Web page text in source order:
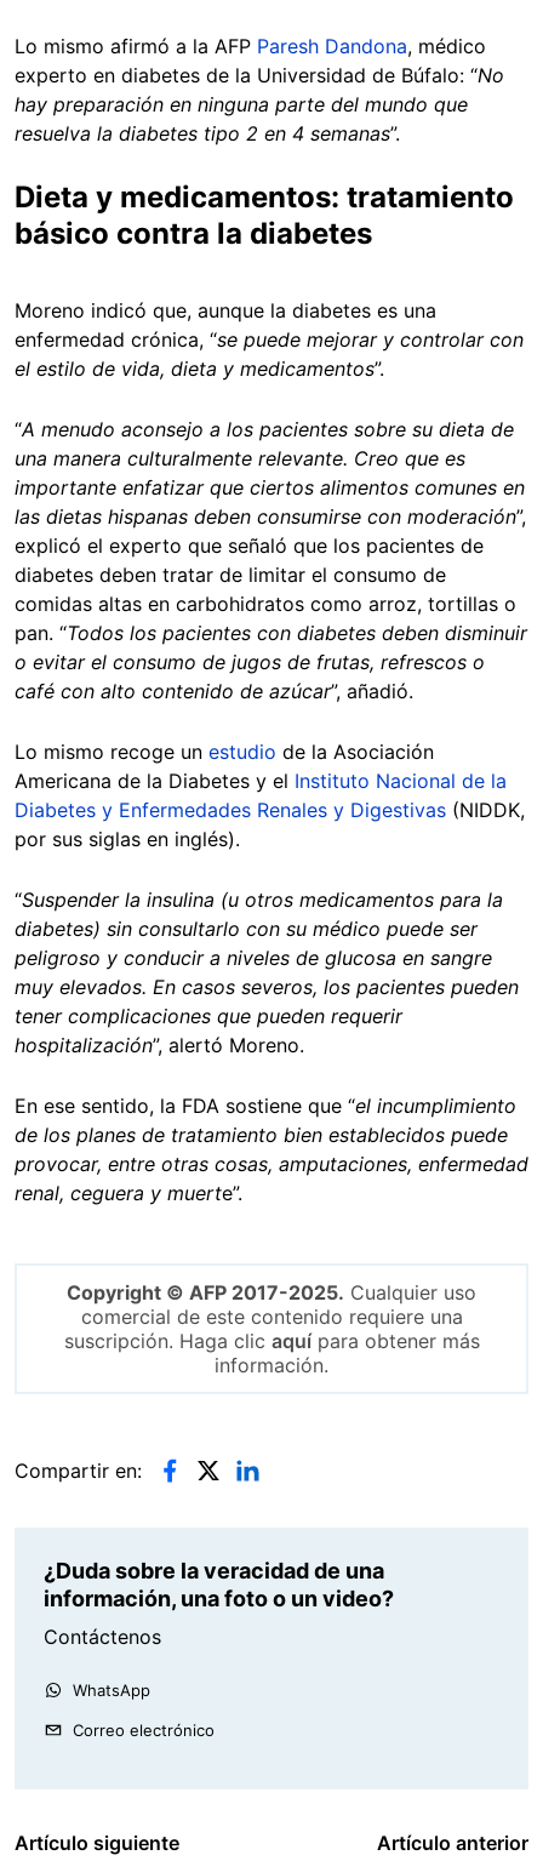
Lo mismo afirmó a la AFP Paresh Dandona, médico
experto en diabetes de la Universidad de Búfalo: “No
hay preparación en ninguna parte del mundo que
resuelva la diabetes tipo 2 en 4 semanas”.
Dieta y medicamentos: tratamiento
básico contra la diabetes
Moreno indicó que, aunque la diabetes es una
enfermedad crónica, “se puede mejorar y controlar con
el estilo de vida, dieta y medicamentos”.
“A menudo aconsejo a los pacientes sobre su dieta de
una manera culturalmente relevante. Creo que es
importante enfatizar que ciertos alimentos comunes en
las dietas hispanas deben consumirse con moderación”,
explicó el experto que señaló que los pacientes de
diabetes deben tratar de limitar el consumo de
comidas altas en carbohidratos como arroz, tortillas o
pan. “Todos los pacientes con diabetes deben disminuir
o evitar el consumo de jugos de frutas, refrescos o
café con alto contenido de azúcar”, añadió.
Lo mismo recoge un estudio de la Asociación
Americana de la Diabetes y el Instituto Nacional de la
Diabetes y Enfermedades Renales y Digestivas (NIDDK,
por sus siglas en inglés).
“Suspender la insulina (u otros medicamentos para la
diabetes) sin consultarlo con su médico puede ser
peligroso y conducir a niveles de glucosa en sangre
muy elevados. En casos severos, los pacientes pueden
tener complicaciones que pueden requerir
hospitalización”, alertó Moreno.
En ese sentido, la FDA sostiene que “el incumplimiento
de los planes de tratamiento bien establecidos puede
provocar, entre otras cosas, amputaciones, enfermedad
renal, ceguera y muerte”.
Copyright © AFP 2017-2025. Cualquier uso
comercial de este contenido requiere una
suscripción. Haga clic aquípara obtener más
información.
Compartir en:
¿Duda sobre la veracidad de una
información, una foto o un video?
Contáctenos
WhatsApp
Correo electrónico
Artículo siguiente Artículo anterior